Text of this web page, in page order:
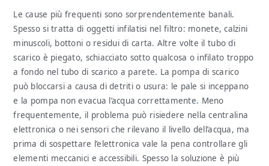
Le cause più frequenti sono sorprendentemente banali.
Spesso si tratta di oggetti infilatisi nel filtro: monete, calzini
minuscoli, bottoni o residui di carta. Altre volte il tubo di
scarico è piegato, schiacciato sotto qualcosa o infilato troppo
a fondo nel tubo di scarico a parete. La pompa di scarico
può bloccarsi a causa di detriti o usura: le pale si inceppano
e la pompa non evacua l’acqua correttamente. Meno
frequentemente, il problema può risiedere nella centralina
elettronica o nei sensori che rilevano il livello dell’acqua, ma
prima di sospettare l’elettronica vale la pena controllare gli
elementi meccanici e accessibili. Spesso la soluzione è più